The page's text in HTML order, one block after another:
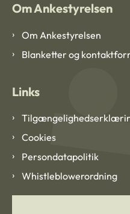
Om Ankestyrelsen
Om Ankestyrelsen
Blanketter og
Links
Cookies
Persondatapolitik
Whistleblowerordning